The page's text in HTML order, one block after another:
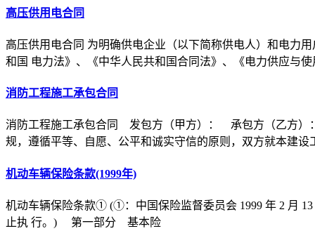
高压供用电合同
高压供用电合同 为明确供电企业（以下简称供电人）和电力
和国 电力法》、《中华人民共和国合同法》、《电力供应与
消防工程施工承包合同
消防工程施工承包合同 发包方（甲方）： 承包方（乙方）
规，遵循平等、自愿、公平和诚实守信的原则，双方就本建设
机动车辆保险条款(1999年)
机动车辆保险条款① (①：中国保险监督委员会 1999 年 2 月
止执 行。) 第一部分 基本险